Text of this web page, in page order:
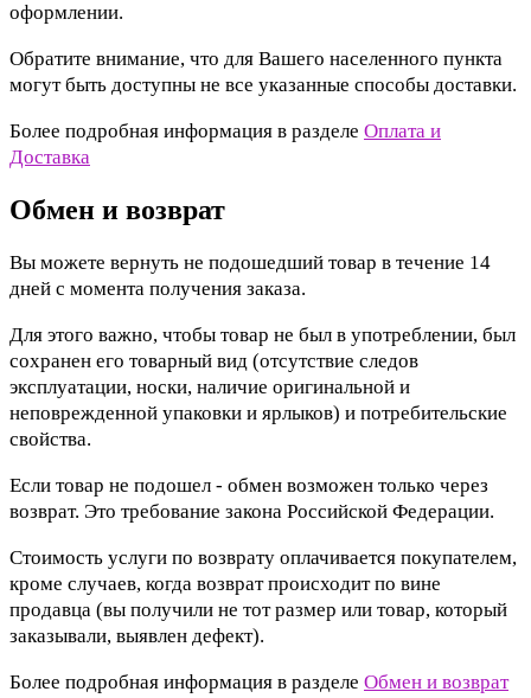
оформлении.
Обратите внимание, что для Вашего населенного пункта
могут быть доступны не все указанные способы доставки.
Более подробная информация в разделе Оплата и
Доставка
Обмен и возврат
Вы можете вернуть не подошедший товар в течение 14
дней с момента получения заказа.
Для этого важно, чтобы товар не был в употреблении, был
сохранен его товарный вид (отсутствие следов
эксплуатации, носки, наличие оригинальной и
неповрежденной упаковки и ярлыков) и потребительские
свойства.
Если товар не подошел - обмен возможен только через
возврат. Это требование закона Российской Федерации.
Стоимость услуги по возврату оплачивается покупателем,
кроме случаев, когда возврат происходит по вине
продавца (вы получили не тот размер или товар, который
заказывали, выявлен дефект).
Более подробная информация в разделе Обмен и возврат